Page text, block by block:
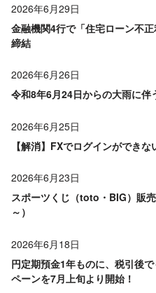
2026年6月29日
金融機関4行で「住宅ローン不
締結
2026年6月26日
令和8年6月24日からの大雨に
2026年6月25日
【解消】FXでログインができ
2026年6月23日
スポーツくじ（toto・BIG）販
～）
2026年6月18日
円定期預金1年ものに、税引後
ペーンを7月上旬より開始！